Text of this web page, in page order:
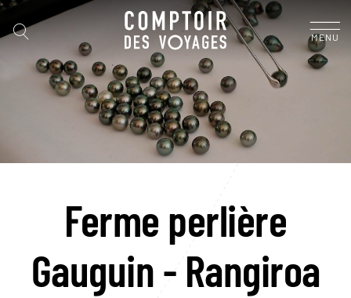
MENU
Ferme perlière
Gauguin - Rangiroa